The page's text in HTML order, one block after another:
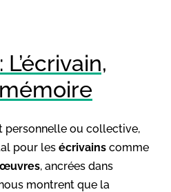
personnelle ou collective,
pour les écrivains comme
œuvres, ancrées dans
montrent que la